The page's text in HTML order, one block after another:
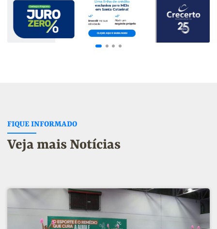
FIQUE INFORMADO
Veja mais Notícias